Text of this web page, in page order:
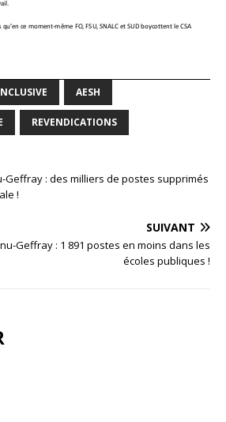
AESH
REVENDICATIONS
Geffray : des milliers de postes supprimés
!
SUIVANT
Geffray : 1 891 postes en moins dans les
écoles publiques !